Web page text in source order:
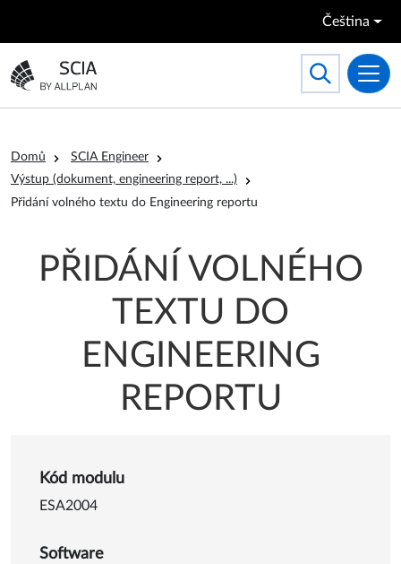
Čeština
Přejít na domovskou stránku
Toggle
Search
Drobečková navigace
Domů
SCIA Engineer
Výstup (dokument, engineering report, ...)
Přidání volného textu do Engineering reportu
PŘIDÁNÍ VOLNÉHO
TEXTU DO
ENGINEERING
REPORTU
Detail o Přidání volného
Kód modulu
ESA2004
Software